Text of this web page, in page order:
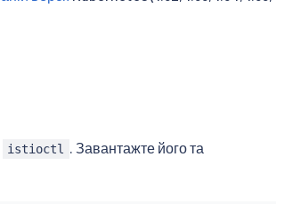
istioctl
. Завантажте його та